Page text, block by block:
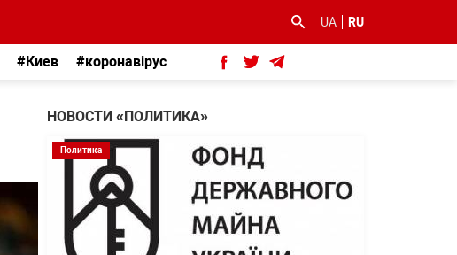
UA RU
#Киев #коронавірус
НОВОСТИ «ПОЛИТИКА»
Политика